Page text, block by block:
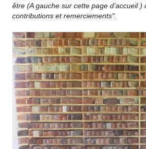
être (A gauche sur cette page d’accueil )
contributions et remerciements".